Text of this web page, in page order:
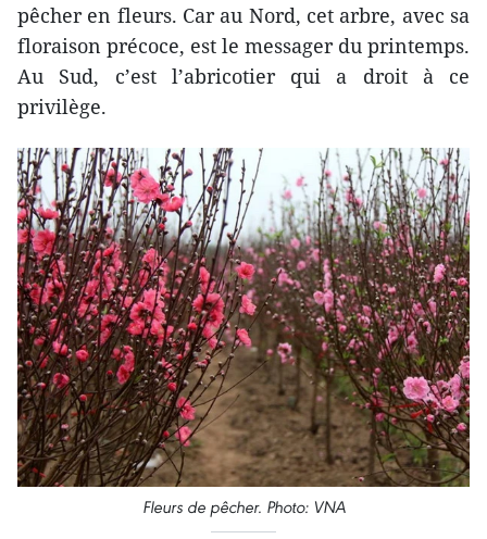
pêcher en fleurs. Car au Nord, cet arbre, avec sa
floraison précoce, est le messager du printemps.
Au Sud, c’est l’abricotier qui a droit à ce
privilège.
Fleurs de pêcher. Photo: VNA